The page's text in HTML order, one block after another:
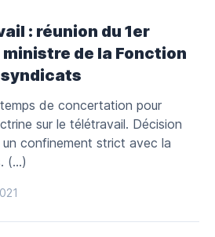
: réunion du 1er
de la Fonction
de concertation pour
sur le télétravail. Décision
confinement strict avec la
(…)